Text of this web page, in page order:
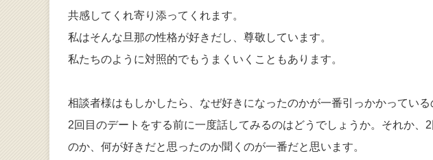
共感してくれ寄り添ってくれます。
私はそんな旦那の性格が好きだし、尊敬しています。
私たちのように対照的でもうまくいくこともあります。
相談者様はもしかしたら、なぜ好きになったのかが一番引っかかっている
2回目のデートをする前に一度話してみるのはどうでしょうか。それか、
のか、何が好きだと思ったのか聞くのが一番だと思います。